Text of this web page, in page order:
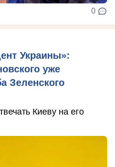
0
Украины»:
уже
Зеленского
Киеву на его